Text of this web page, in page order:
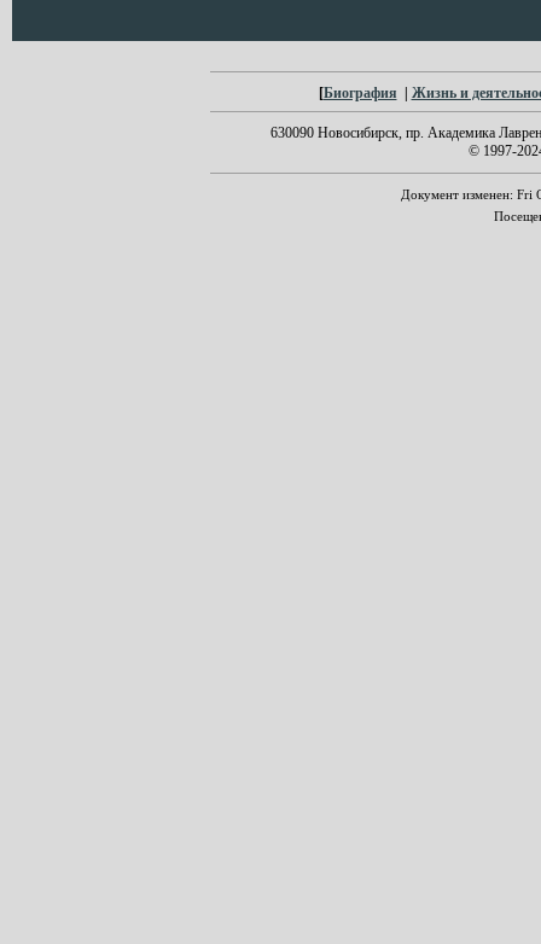
[Биография Жизнь и
630090 Новосибирск, пр. Академика
© 1997-
Документ изменен: Fri